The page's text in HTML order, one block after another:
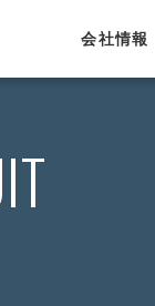
会社情報
ビス